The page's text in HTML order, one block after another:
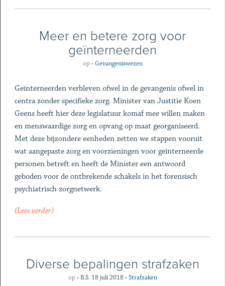
Meer en betere zorg voor
geïnterneerden
op •Gevangeniswezen
Geïnterneerden verbleven ofwel in de gevangenis ofwel in
centra zonder specifieke zorg. Minister van Justitie Koen
Geens heeft hier deze legislatuur komaf mee willen maken
en menswaardige zorg en opvang op maat georganiseerd.
Met deze bijzondere eenheden zetten we stappen vooruit
wat aangepaste zorg en voorzieningen voor geïnterneerde
personen betreft en heeft de Minister een antwoord
geboden voor de ontbrekende schakels in het forensisch
psychiatrisch zorgnetwerk.
(Lees verder)
Diverse bepalingen strafzaken
op •B.S. 18 juli 2018 •Strafzaken